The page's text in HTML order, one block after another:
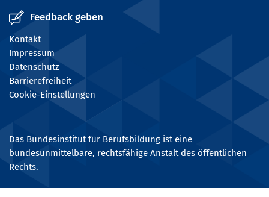
Feedback geben
Kontakt
Impressum
Datenschutz
Barrierefreiheit
Cookie-Einstellungen
Das Bundesinstitut für Berufsbildung ist eine
bundesunmittelbare, rechtsfähige Anstalt des öffentlichen
Rechts.